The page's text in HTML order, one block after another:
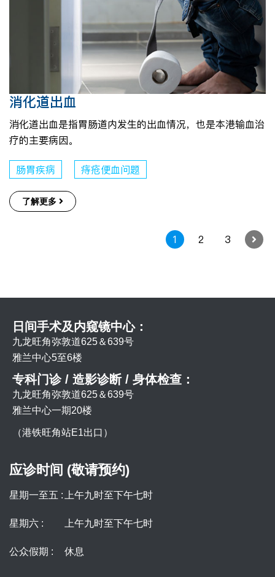
消化道出血
消化道出血是指胃肠道内发生的出血情况，也是本港输血治
疗的主要病因。
肠胃疾病 痔疮便血问题
了解更多
1 2 3
日间手术及内窥镜中心：
九龙旺角弥敦道625＆639号
雅兰中心5至6楼
专科门诊 / 造影诊断 / 身体检查：
九龙旺角弥敦道625＆639号
雅兰中心一期20楼
（港铁旺角站E1出口）
应诊时间 (敬请预约)
星期一至五 : 上午九时至下午七时
星期六 : 上午九时至下午七时
公众假期 : 休息